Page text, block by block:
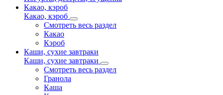
Какао, кэроб
Какао, кэроб
Смотреть весь раздел
Какао
Кэроб
Каши, сухие завтраки
Каши, сухие завтраки
Смотреть весь раздел
Гранола
Каша